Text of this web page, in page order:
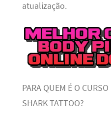
atualização.
PARA QUEM É O
SHARK TATTOO?